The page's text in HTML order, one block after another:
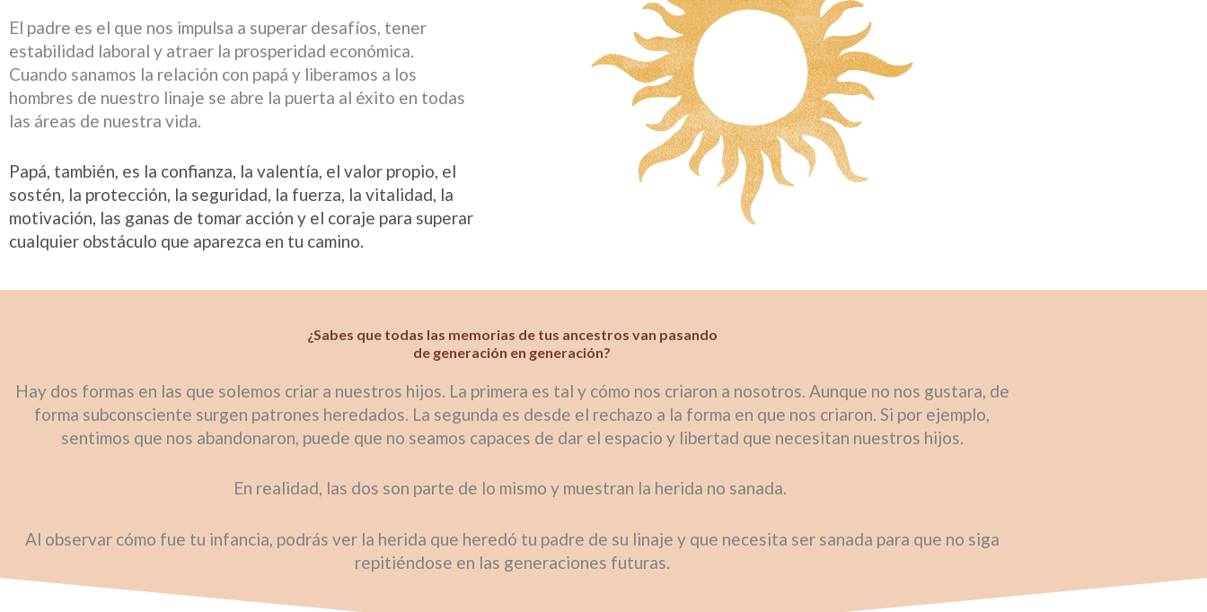
El padre es el que nos impulsa a superar desafíos, tener
estabilidad laboral y atraer la prosperidad económica.
Cuando sanamos la relación con papá y liberamos a los
hombres de nuestro linaje se abre la puerta al éxito en todas
las áreas de nuestra vida.
Papá, también, es la confianza, la valentía, el valor propio, el
sostén, la protección, la seguridad, la fuerza, la vitalidad, la
motivación, las ganas de tomar acción y el coraje para superar
cualquier obstáculo que aparezca en tu camino.
¿Sabes que todas las memorias de tus ancestros van pasando
de generación en generación?
Hay dos formas en las que solemos criar a nuestros hijos. La primera es tal y cómo nos criaron a nosotros. Aunque no nos gustara, de
forma subconsciente surgen patrones heredados. La segunda es desde el rechazo a la forma en que nos criaron. Si por ejemplo,
sentimos que nos abandonaron, puede que no seamos capaces de dar el espacio y libertad que necesitan nuestros hijos.
En realidad, las dos son parte de lo mismo y muestran la herida no sanada.
Al observar cómo fue tu infancia, podrás ver la herida que heredó tu padre de su linaje y que necesita ser sanada para que no siga
repitiéndose en las generaciones futuras.